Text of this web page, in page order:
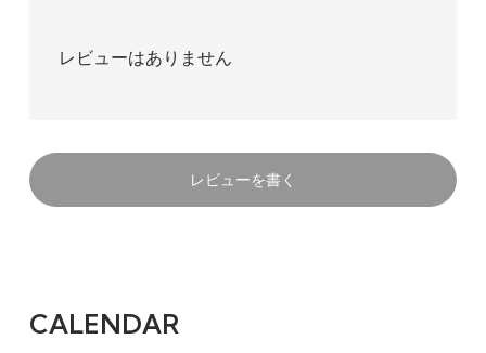
レビューはありません
レビューを書く
CALENDAR